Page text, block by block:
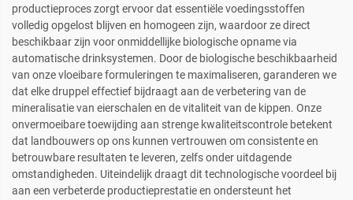
productieproces zorgt ervoor dat essentiële voedingsstoffen
volledig opgelost blijven en homogeen zijn, waardoor ze direct
beschikbaar zijn voor onmiddellijke biologische opname via
automatische drinksystemen. Door de biologische beschikbaarheid
van onze vloeibare formuleringen te maximaliseren, garanderen we
dat elke druppel effectief bijdraagt aan de verbetering van de
mineralisatie van eierschalen en de vitaliteit van de kippen. Onze
onvermoeibare toewijding aan strenge kwaliteitscontrole betekent
dat landbouwers op ons kunnen vertrouwen om consistente en
betrouwbare resultaten te leveren, zelfs onder uitdagende
omstandigheden. Uiteindelijk draagt dit technologische voordeel bij
aan een verbeterde productieprestatie en ondersteunt het